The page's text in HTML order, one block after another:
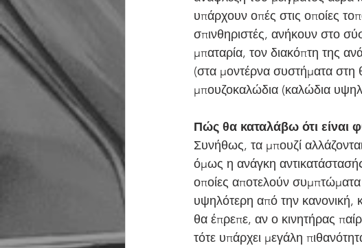
υπάρχουν οπές στις οποίες
σπινθηριστές, ανήκουν στο
μπαταρία, τον διακόπτη της
(στα μοντέρνα συστήματα στη
μπουζοκαλώδια (καλώδια
Πώς θα καταλάβω ότι είναι
Συνήθως, τα μπουζί
όμως η ανάγκη
οποίες αποτελούν
υψηλότερη από την κανονική,
θα έπρεπε, αν ο κινητήρας
τότε υπάρχει μεγάλη